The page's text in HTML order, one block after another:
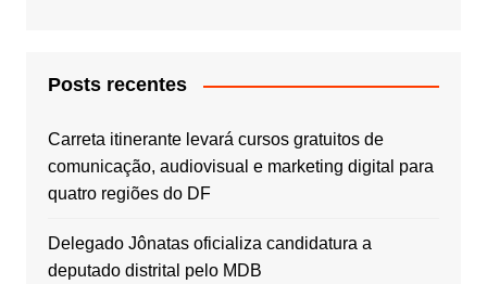
Posts recentes
Carreta itinerante levará cursos gratuitos de
comunicação, audiovisual e marketing digital para
quatro regiões do DF
Delegado Jônatas oficializa candidatura a
deputado distrital pelo MDB